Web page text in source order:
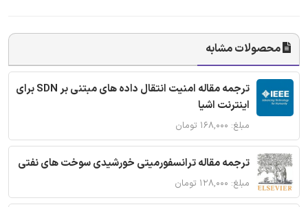
محصولات مشابه
ترجمه مقاله امنیت انتقال داده های مبتنی بر SDN برای
اینترنت اشیا
مبلغ: ۱۶۸,۰۰۰ تومان
ترجمه مقاله ترانسفورمیتی خورشیدی سوخت های نفتی
مبلغ: ۱۲۸,۰۰۰ تومان